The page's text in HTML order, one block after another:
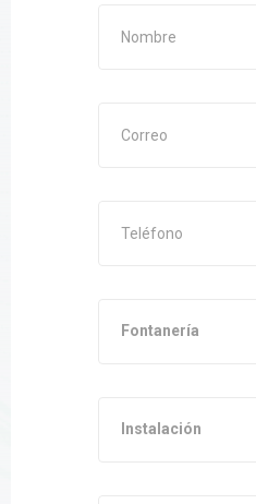
Fontanería
Instalación